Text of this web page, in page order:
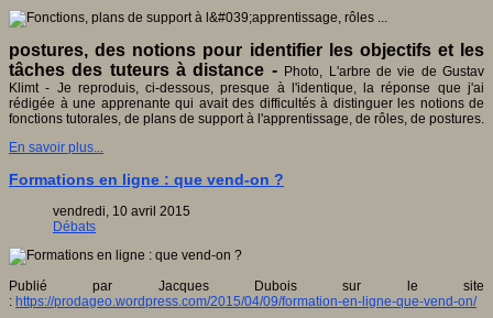
postures, des notions pour identifier les objectifs et les
tâches des tuteurs à distance - Photo, L'arbre de vie de Gustav
Klimt - Je reproduis, ci-dessous, presque à l'identique, la réponse que j'ai
rédigée à une apprenante qui avait des difficultés à distinguer les notions de
fonctions tutorales, de plans de support à l'apprentissage, de rôles, de postures.
En savoir plus...
Formations en ligne : que vend-on ?
vendredi, 10 avril 2015
Débats
Publié par Jacques Dubois sur le site
: https://prodageo.wordpress.com/2015/04/09/formation-en-ligne-que-vend-on/